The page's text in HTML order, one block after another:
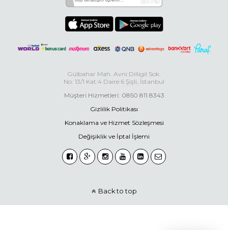
Gülbahar Mah. Avni Dilligil Sok.
No: 13/1 Kat:4 Daire:6 Şişli, İstanbul
Müşteri Hizmetleri: 0850 811 8343
Gizlilik Politikası
Konaklama ve Hizmet Sözleşmesi
Değişiklik ve İptal İşlemi
Back to top